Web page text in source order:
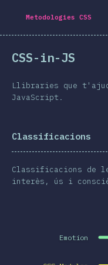
ES]
[ca-ES]
[ca-ES]
i gràfics
transformacions
Queries
ho a Twitter
ho a Facebook
Comparteix-ho a
Comparteix-ho
Metodologies CSS
CSS-in-JS
Llibraries que
JavaScript.
Classificacions
Classificacions de
interès, ús i
Emotion
Navigated to [ca-ES]